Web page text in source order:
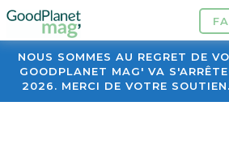
NOUS SOMMES AU REGRET DE
GOODPLANET MAG' VA
2026. MERCI DE VOTRE